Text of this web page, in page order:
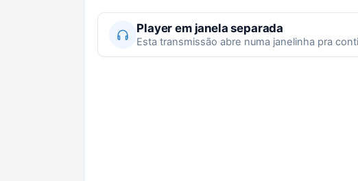
Player em janela separada
Esta transmissão abre numa janelinha pra